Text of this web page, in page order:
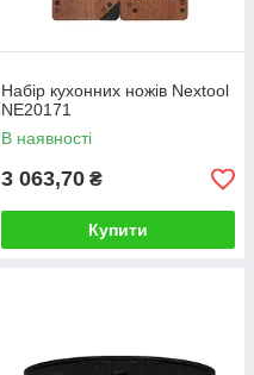
Набір кухонних ножів Nextool
NE20171
В наявності
3 063,70 ₴
Купити